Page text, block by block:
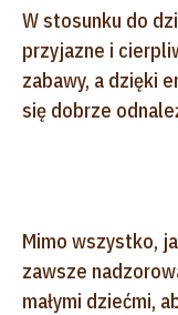
W stosunku do
przyjazne i
zabawy, a dzięki
się dobrze
Mimo wszystko,
zawsze
małymi dziećmi,